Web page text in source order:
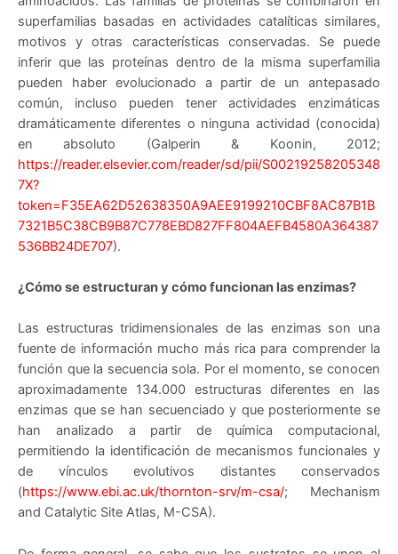
superfamilias basadas en actividades catalíticas similares,
motivos y otras características conservadas. Se puede
inferir que las proteínas dentro de la misma superfamilia
pueden haber evolucionado a partir de un antepasado
común, incluso pueden tener actividades enzimáticas
dramáticamente diferentes o ninguna actividad (conocida)
en absoluto (Galperin & Koonin, 2012;
https://reader.elsevier.com/reader/sd/pii/S00219258205348
7X?
token=F35EA62D52638350A9AEE9199210CBF8AC87B1B
7321B5C38CB9B87C778EBD827FF804AEFB4580A364387
536BB24DE707).
¿Cómo se estructuran y cómo funcionan las enzimas?
Las estructuras tridimensionales de las enzimas son una
fuente de información mucho más rica para comprender la
función que la secuencia sola. Por el momento, se conocen
aproximadamente 134.000 estructuras diferentes en las
enzimas que se han secuenciado y que posteriormente se
han analizado a partir de química computacional,
permitiendo la identificación de mecanismos funcionales y
de vínculos evolutivos distantes conservados
(https://www.ebi.ac.uk/thornton-srv/m-csa/; Mechanism
and Catalytic Site Atlas, M-CSA).